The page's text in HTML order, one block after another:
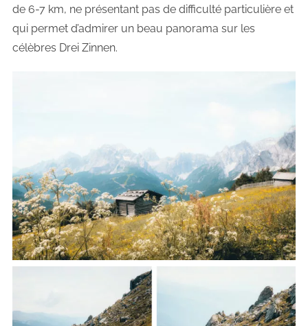
de 6-7 km, ne présentant pas de difficulté particulière et
qui permet d’admirer un beau panorama sur les
célèbres Drei Zinnen.